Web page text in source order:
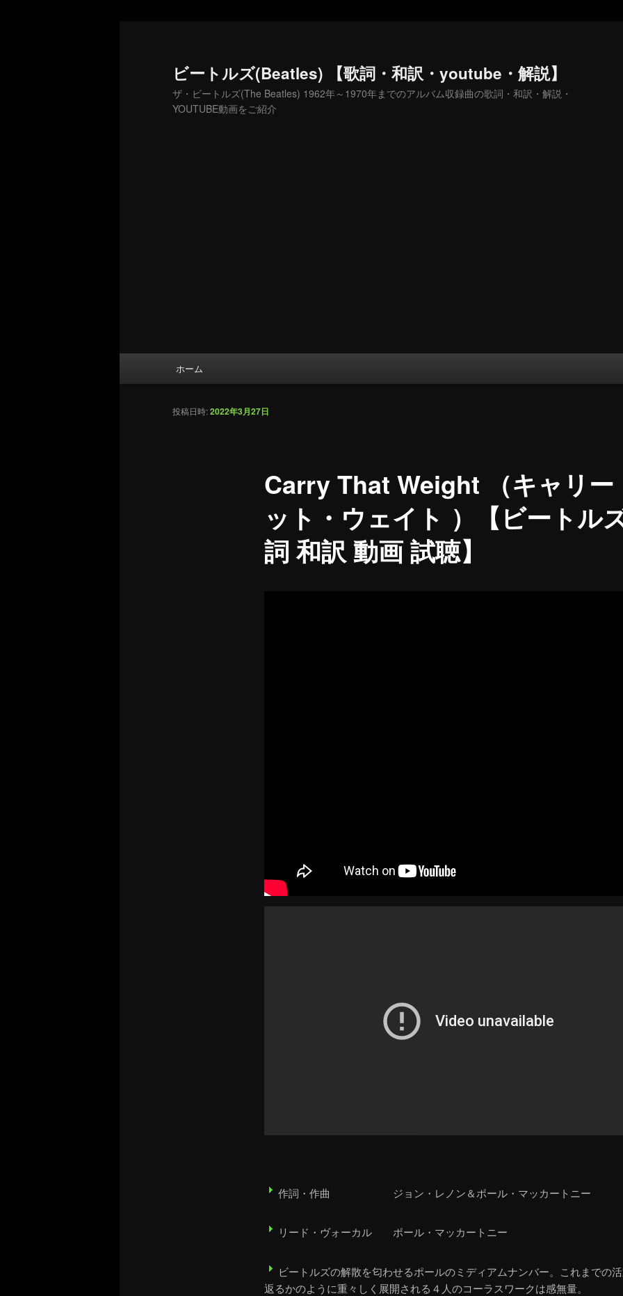
ビートルズ(Beatles) 【歌詞・和訳・youtube・解説】
ザ・ビートルズ(The Beatles) 1962年～1970年までのアルバム収録曲の歌詞・和訳・解説・
YOUTUBE動画をご紹介
ホーム
Carry That Weight （キャリー
ット・ウェイト ）【ビートル
詞 和訳 動画 試聴】
投稿日時:2022年3月27日
作詞・作曲 ジョン・レノン＆ポール・マッカートニー
リード・ヴォーカル ポール・マッカートニー
ビートルズの解散を匂わせるポールのミディアムナンバー。これまでの
返るかのように重々しく展開される４人のコーラスワークは感無量。